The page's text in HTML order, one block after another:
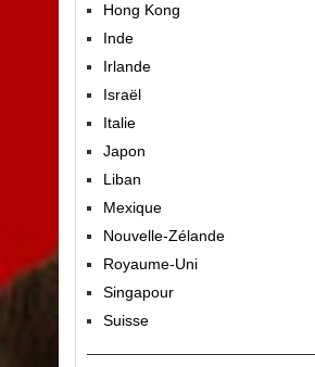
Hong Kong
Inde
Irlande
Israël
Italie
Japon
Liban
Mexique
Nouvelle-Zélande
Royaume-Uni
Singapour
Suisse